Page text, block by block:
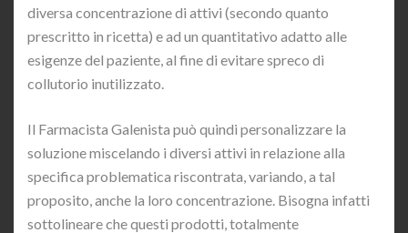
diversa concentrazione di attivi (secondo quanto
prescritto in ricetta) e ad un quantitativo adatto alle
esigenze del paziente, al fine di evitare spreco di
collutorio inutilizzato.
Il Farmacista Galenista può quindi personalizzare la
soluzione miscelando i diversi attivi in relazione alla
specifica problematica riscontrata, variando, a tal
proposito, anche la loro concentrazione. Bisogna infatti
sottolineare che questi prodotti, totalmente